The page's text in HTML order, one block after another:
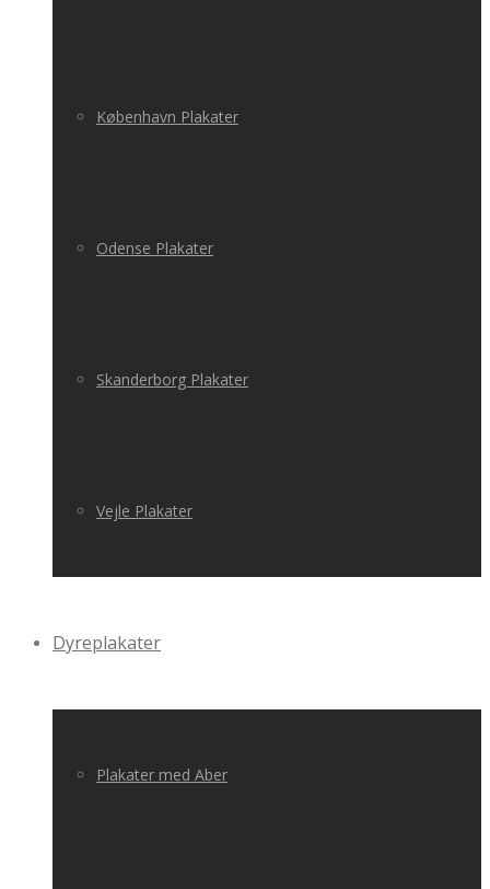
København Plakater
Odense Plakater
Skanderborg Plakater
Vejle Plakater
Dyreplakater
Plakater med Aber